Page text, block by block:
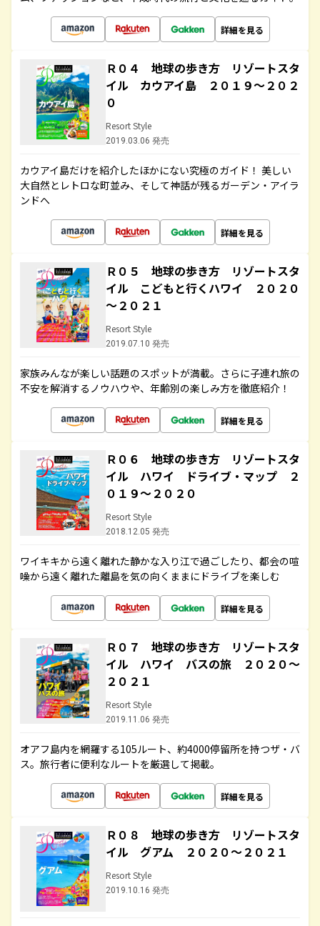
詳細を見る
Ｒ０４ 地球の歩き方 リゾートスタ
イル カウアイ島 ２０１９～２０２
０
Resort Style
2019.03.06 発売
カウアイ島だけを紹介したほかにない究極のガイド！ 美しい
大自然とレトロな町並み、そして神話が残るガーデン・アイラ
ンドへ
詳細を見る
Ｒ０５ 地球の歩き方 リゾートスタ
イル こどもと行くハワイ ２０２０
～２０２１
Resort Style
2019.07.10 発売
家族みんなが楽しい話題のスポットが満載。さらに子連れ旅の
不安を解消するノウハウや、年齢別の楽しみ方を徹底紹介！
詳細を見る
Ｒ０６ 地球の歩き方 リゾートスタ
イル ハワイ ドライブ・マップ ２
０１９～２０２０
Resort Style
2018.12.05 発売
ワイキキから遠く離れた静かな入り江で過ごしたり、都会の喧
噪から遠く離れた離島を気の向くままにドライブを楽しむ
詳細を見る
Ｒ０７ 地球の歩き方 リゾートスタ
イル ハワイ バスの旅 ２０２０～
２０２１
Resort Style
2019.11.06 発売
オアフ島内を網羅する105ルート、約4000停留所を持つザ・バ
ス。旅行者に便利なルートを厳選して掲載。
詳細を見る
Ｒ０８ 地球の歩き方 リゾートスタ
イル グアム ２０２０～２０２１
Resort Style
2019.10.16 発売